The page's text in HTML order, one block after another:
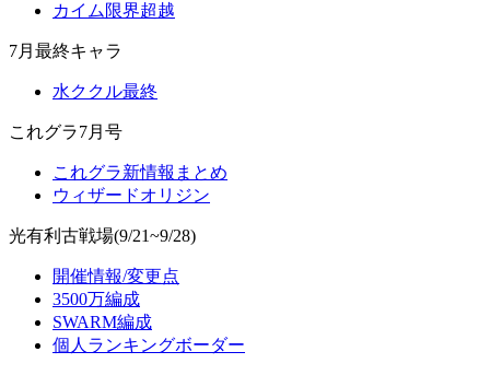
カイム限界超越
7月最終キャラ
水ククル最終
これグラ7月号
これグラ新情報まとめ
ウィザードオリジン
光有利古戦場(9/21~9/28)
開催情報/変更点
3500万編成
SWARM編成
個人ランキングボーダー